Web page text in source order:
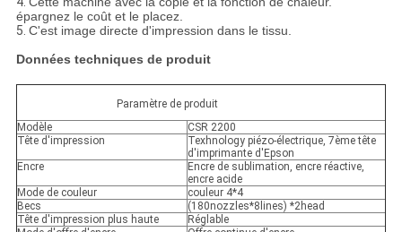
épargnez le coût et le placez.
5. C'est image directe d'impression dans le tissu.
Données techniques de produit
Paramètre de produit
Modèle
CSR 2200
Tête d'impression
Texhnology piézo-électrique, 7ème tête
d'imprimante d'Epson
Encre
Encre de sublimation, encre réactive,
encre acide
Mode de couleur
couleur 4*4
Becs
(180nozzles*8lines) *2head
Tête d'impression plus haute
Réglable